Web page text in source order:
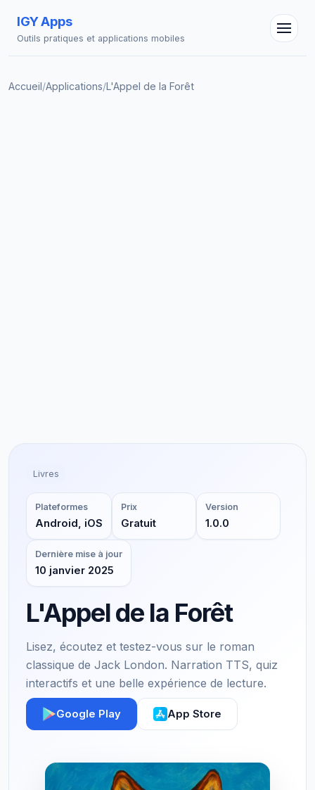
IGY Apps
Outils pratiques et applications mobiles
Accueil/Applications/L'Appel de la Forêt
Livres
Plateformes
Android, iOS
Prix
Gratuit
Version
1.0.0
Dernière mise à jour
10 janvier 2025
L'Appel de la Forêt
Lisez, écoutez et testez-vous sur le roman
classique de Jack London. Narration TTS, quiz
interactifs et une belle expérience de lecture.
Google Play App Store